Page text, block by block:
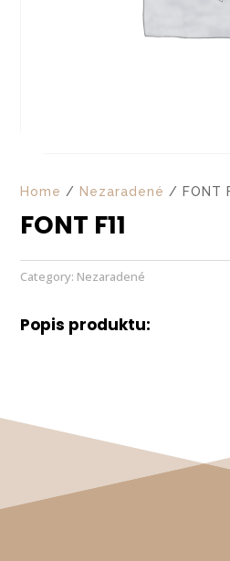
Home / Nezaradené / FONT
FONT F11
Category: Nezaradené
Popis produktu: